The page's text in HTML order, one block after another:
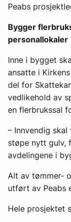
Peabs
Bygger
personallokaler
Inne i bygget
ansatte i
del for
vedlikehold av
en flerbrukssal
– Innvendig
støpe nytt gulv,
avdelingene i
Alt av tømmer-
utført av Peabs
Hele prosjektet